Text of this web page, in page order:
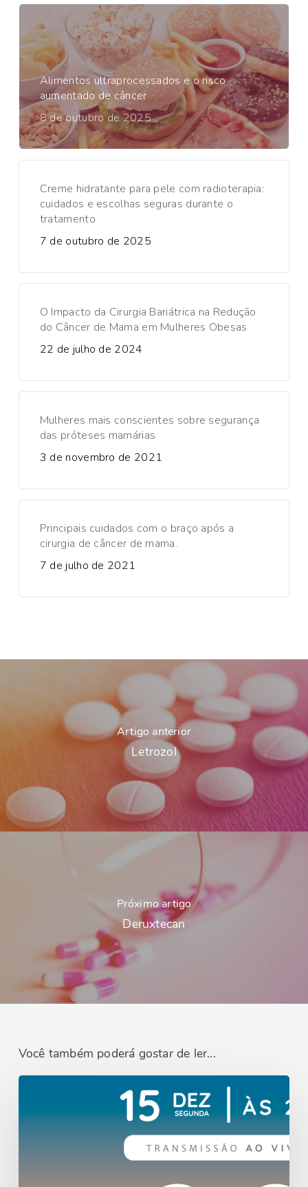
Alimentos ultraprocessados e o risco
aumentado de câncer
8 de outubro de 2025
Creme hidratante para pele com radioterapia:
cuidados e escolhas seguras durante o
tratamento
7 de outubro de 2025
O Impacto da Cirurgia Bariátrica na Redução
do Câncer de Mama em Mulheres Obesas
22 de julho de 2024
Mulheres mais conscientes sobre segurança
das próteses mamárias
3 de novembro de 2021
Principais cuidados com o braço após a
cirurgia de câncer de mama.
7 de julho de 2021
Artigo anterior
Letrozol
Próximo artigo
Deruxtecan
Você também poderá gostar de ler...